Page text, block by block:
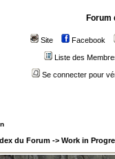
Forum
Site Facebook
Liste des
Se connecter pour
du Forum -> Work in